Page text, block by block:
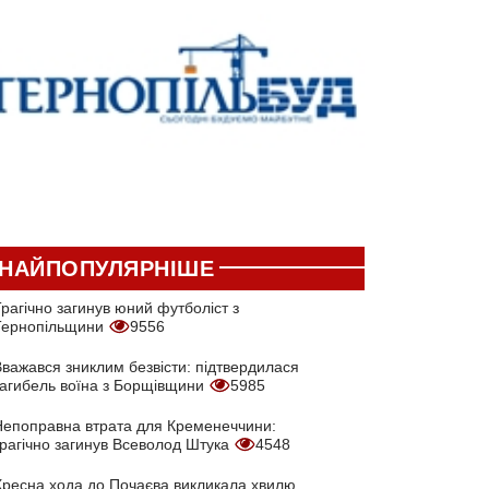
загинув юний футболіст з
9556
зниклим безвісти: підтвердилася
воїна з Борщівщини
5985
втрата для Кременеччини:
загинув Всеволод Штука
4548
хода до Почаєва викликала хвилю